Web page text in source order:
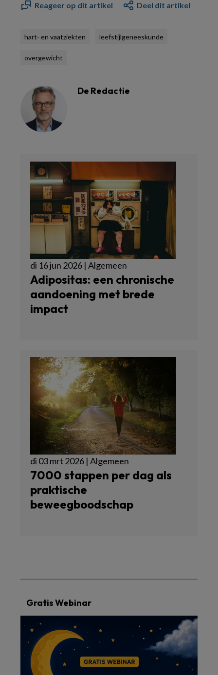
Reageer op dit artikel Deel dit artikel
hart- en vaatziekten leefstijlgeneeskunde
overgewicht
De Redactie
di 16 jun 2026 | Algemeen
Adipositas: een chronische
aandoening met brede
impact
di 03 mrt 2026 | Algemeen
7000 stappen per dag als
praktische
beweegboodschap
Gratis Webinar